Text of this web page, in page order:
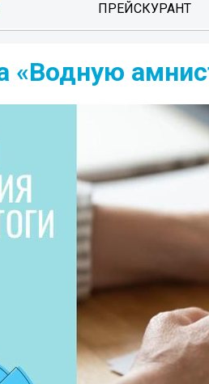
ПРЕЙСКУРАНТ
«Водную